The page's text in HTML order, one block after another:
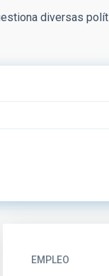
diversas
EMPLEO